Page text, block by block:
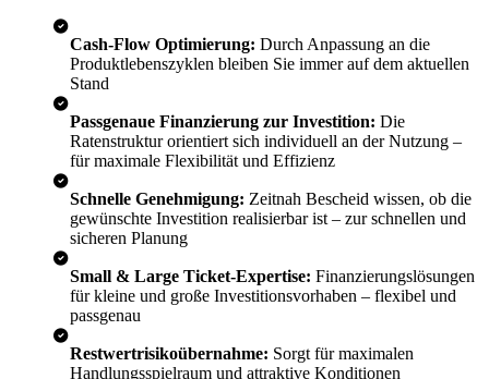
Cash-Flow Optimierung: Durch Anpassung an die
Produktlebenszyklen bleiben Sie immer auf dem aktuellen
Stand
Passgenaue Finanzierung zur Investition: Die
Ratenstruktur orientiert sich individuell an der Nutzung –
für maximale Flexibilität und Effizienz
Schnelle Genehmigung: Zeitnah Bescheid wissen, ob die
gewünschte Investition realisierbar ist – zur schnellen und
sicheren Planung
Small & Large Ticket-Expertise: Finanzierungslösungen
für kleine und große Investitionsvorhaben – flexibel und
passgenau
Restwertrisikoübernahme: Sorgt für maximalen
Handlungsspielraum und attraktive Konditionen